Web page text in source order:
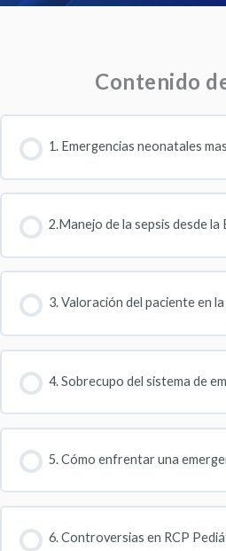
Contenido
1. Emergencias neonatales
2.Manejo de la sepsis desde la
3. Valoración del paciente en
4. Sobrecupo del sistema de
5. Cómo enfrentar una
6. Controversias en RCP